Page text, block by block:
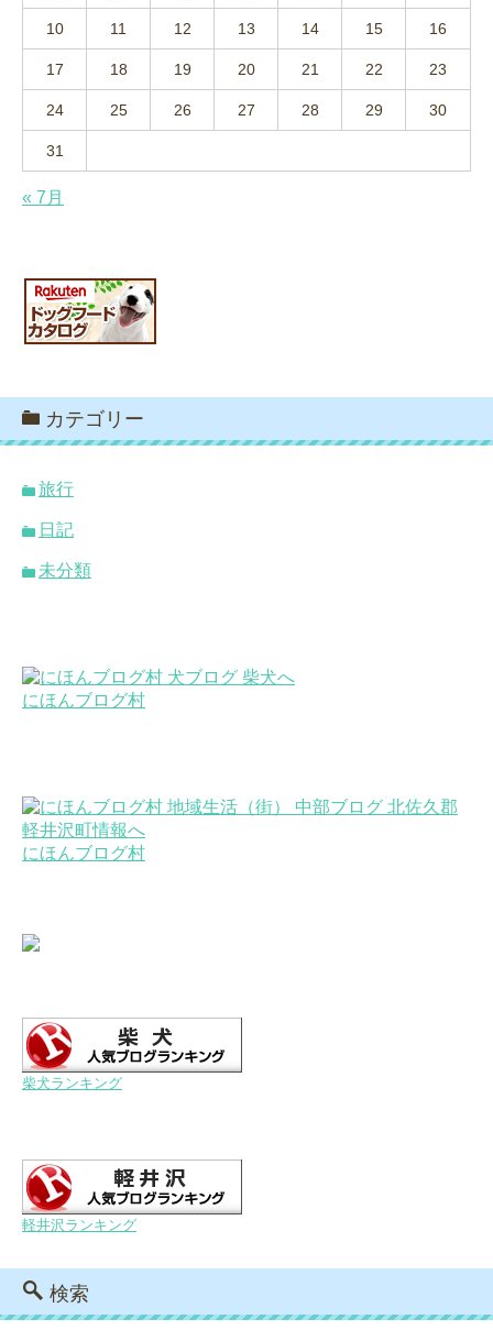
10 11 12 13 14 15 16
17 18 19 20 21 22 23
24 25 26 27 28 29 30
31
« 7月
カテゴリー
旅行
日記
未分類
にほんブログ村
にほんブログ村
柴犬ランキング
軽井沢ランキング
検索